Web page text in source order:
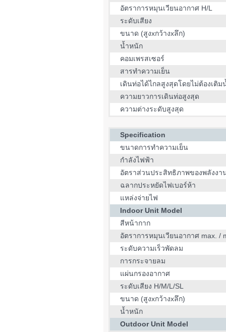
อัตราการหมุนเวียนอากาศ H/L
ระดับเสียง
ขนาด (สูงxกว้างxลึก)
น้ำหนัก
คอมเพรสเซอร์
สารทำความเย็น
เดินท่อได้ไกลสูงสุดโดยไม่ต้องเติม
ความยาวการเดินท่อสูงสุด
ความต่างระดับสูงสุด
Specification
ขนาดการทำความเย็น
กำลังไฟฟ้า
อัตราส่วนประสิทธิภาพของพลังงา
ฉลากประหยัดไฟเบอร์ห้า
แหล่งจ่ายไฟ
Indoor Unit Model
สีหน้ากาก
อัตราการหมุนเวียนอากาศ max. /
ระดับความเร็วพัดลม
การกระจายลม
แผ่นกรองอากาศ
ระดับเสียง H/M/L/SL
ขนาด (สูงxกว้างxลึก)
น้ำหนัก
Outdoor Unit Model